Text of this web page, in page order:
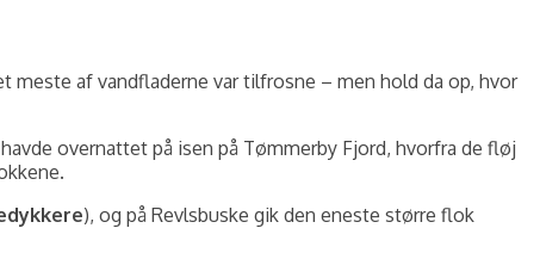
meste af vandfladerne var tilfrosne – men hold da op, hvor
overnattet på isen på Tømmerby Fjord, hvorfra de fløj
), og på Revlsbuske gik den eneste større flok